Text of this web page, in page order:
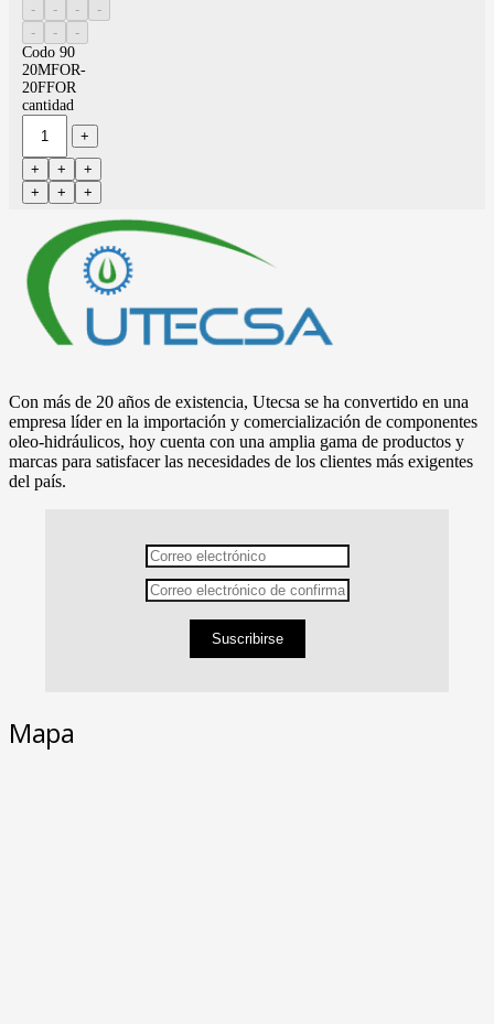
Codo 90
20MFOR-
20FFOR
cantidad
Con más de 20 años de existencia, Utecsa se ha convertido en una
empresa líder en la importación y comercialización de componentes
oleo-hidráulicos, hoy cuenta con una amplia gama de productos y
marcas para satisfacer las necesidades de los clientes más exigentes
del país.
Suscribirse
Mapa